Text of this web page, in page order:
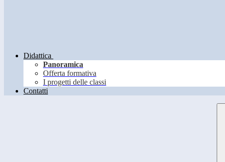
Didattica
Panoramica
Offerta formativa
I progetti delle classi
Contatti